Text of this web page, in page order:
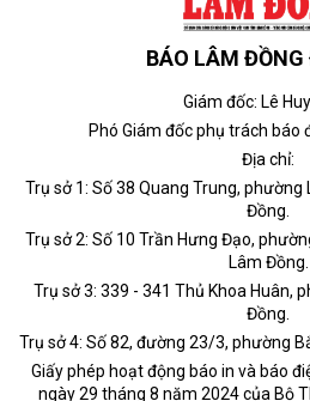
BÁO LÂM
Giám đốc: Lê
Phó Giám đốc phụ trách báo
Địa chỉ:
Trụ sở 1: Số 38 Quang Trung,
Đồng.
Trụ sở 2: Số 10 Trần Hưng Đạo,
Lâm Đồng.
Trụ sở 3: 339 - 341 Thủ Khoa Huân,
Đồng.
Trụ sở 4: Số 82, đường 23/3, phường
Giấy phép hoạt động báo in và báo
ngày 29 tháng 8 năm 2024 của Bộ